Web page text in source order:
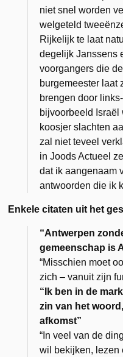
niet snel worden
welgeteld
Rijkelijk te laat
degelijk Janssens
voorgangers die
burgemeester laat
brengen door
bijvoorbeeld Israël
koosjer slachten
zal niet teveel
in Joods Actueel
dat ik aangenaam
antwoorden die ik
Enkele citaten uit het
“Antwerpen
gemeenschap is
“Misschien moet
zich – vanuit zijn
“Ik ben in de
zin van het
afkomst”
“In veel van de
wil bekijken, lezen